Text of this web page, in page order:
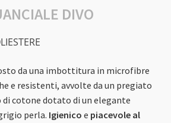
DIVO
da una imbottitura in microfibre
e resistenti, avvolte da un pregiato
cotone dotato di un elegante
perla. Igienico e piacevole al